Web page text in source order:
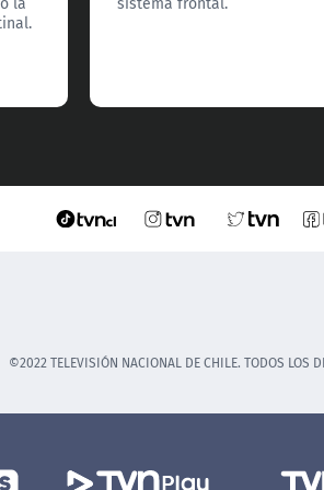
©2022 TELEVISIÓN NACIONAL DE CHILE. TODOS LOS